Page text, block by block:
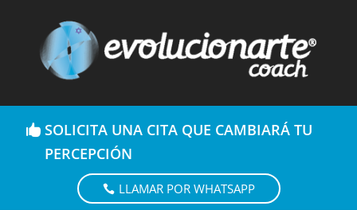
SOLICITA UNA CITA QUE CAMBIARÁ TU
PERCEPCIÓN
LLAMAR POR WHATSAPP